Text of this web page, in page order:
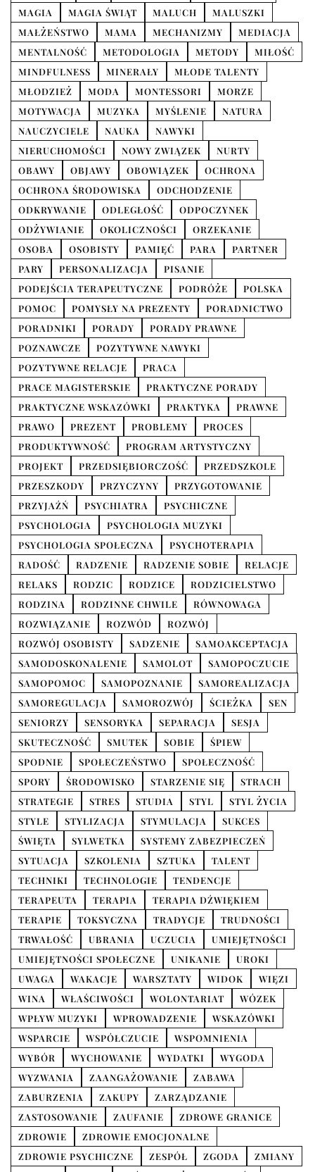
MAGIA
MAGIA ŚWIĄT MALUCH
MALUSZKI
MAŁŻEŃSTWO
MAMA MECHANIZMY
MEDIACJA
MENTALNOŚĆ
METODOLOGIA METODY
MIŁOŚĆ
MINDFULNESS
MINERAŁY
MŁODE TALENTY
MŁODZIEŻ
MODA MONTESSORI
MORZE
MOTYWACJA
MUZYKA MYŚLENIE
NATURA
NAUCZYCIELE
NAUKA
NAWYKI
NIERUCHOMOŚCI
NOWY ZWIĄZEK
NURTY
OBAWY
OBJAWY OBOWIĄZEK
OCHRONA
OCHRONA ŚRODOWISKA
ODCHODZENIE
ODKRYWANIE
ODLEGŁOŚĆ
ODPOCZYNEK
ODŻYWIANIE
OKOLICZNOŚCI
ORZEKANIE
OSOBA
OSOBISTY PAMIĘĆ PARA
PARTNER
PARY
PERSONALIZACJA
PISANIE
PODEJŚCIA TERAPEUTYCZNE
PODRÓŻE
POLSKA
POMOC
POMYSŁY NA PREZENTY
PORADNICTWO
PORADNIKI
PORADY
PORADY PRAWNE
POZNAWCZE
POZYTYWNE NAWYKI
POZYTYWNE RELACJE
PRACA
PRACE MAGISTERSKIE
PRAKTYCZNE PORADY
PRAKTYCZNE WSKAZÓWKI
PRAKTYKA
PRAWNE
PRAWO
PREZENT PROBLEMY
PROCES
PRODUKTYWNOŚĆ
PROGRAM ARTYSTYCZNY
PROJEKT
PRZEDSIĘBIORCZOŚĆ
PRZEDSZKOLE
PRZESZKODY
PRZYCZYNY
PRZYGOTOWANIE
PRZYJAŹŃ
PSYCHIATRA
PSYCHICZNE
PSYCHOLOGIA
PSYCHOLOGIA MUZYKI
PSYCHOLOGIA SPOŁECZNA
PSYCHOTERAPIA
RADOŚĆ
RADZENIE RADZENIE SOBIE
RELACJE
RELAKS
RODZIC RODZICE
RODZICIELSTWO
RODZINA
RODZINNE CHWILE
RÓWNOWAGA
ROZWIĄZANIE
ROZWÓD
ROZWÓJ
ROZWÓJ OSOBISTY
SADZENIE
SAMOAKCEPTACJA
SAMODOSKONALENIE
SAMOLOT
SAMOPOCZUCIE
SAMOPOMOC
SAMOPOZNANIE
SAMOREALIZACJA
SAMOREGULACJA
SAMOROZWÓJ ŚCIEŻKA
SEN
SENIORZY
SENSORYKA SEPARACJA
SESJA
SKUTECZNOŚĆ
SMUTEK SOBIE
ŚPIEW
SPODNIE
SPOŁECZEŃSTWO
SPOŁECZNOŚĆ
SPORY
ŚRODOWISKO STARZENIE SIĘ
STRACH
STRATEGIE
STRES STUDIA STYL
STYL ŻYCIA
STYLE
STYLIZACJA STYMULACJA
SUKCES
ŚWIĘTA
SYLWETKA
SYSTEMY ZABEZPIECZEŃ
SYTUACJA
SZKOLENIA SZTUKA
TALENT
TECHNIKI
TECHNOLOGIE
TENDENCJE
TERAPEUTA
TERAPIA
TERAPIA DŹWIĘKIEM
TERAPIE
TOKSYCZNA TRADYCJE
TRUDNOŚCI
TRWAŁOŚĆ
UBRANIA UCZUCIA
UMIEJĘTNOŚCI
UMIEJĘTNOŚCI SPOŁECZNE
UNIKANIE
UROKI
UWAGA
WAKACJE WARSZTATY WIDOK
WIĘZI
WINA
WŁAŚCIWOŚCI WOLONTARIAT
WÓZEK
WPŁYW MUZYKI
WPROWADZENIE
WSKAZÓWKI
WSPARCIE
WSPÓŁCZUCIE
WSPOMNIENIA
WYBÓR
WYCHOWANIE WYDATKI
WYGODA
WYZWANIA
ZAANGAŻOWANIE
ZABAWA
ZABURZENIA
ZAKUPY
ZARZĄDZANIE
ZASTOSOWANIE
ZAUFANIE
ZDROWE GRANICE
ZDROWIE
ZDROWIE EMOCJONALNE
ZDROWIE PSYCHICZNE
ZESPÓŁ ZGODA
ZMIANY